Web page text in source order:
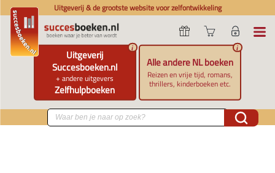
Uitgeverij & de grootste website voor zelfontwikkeling
Uitgeverij
Succesboeken.nl
+ andere uitgevers
Zelfhulpboeken
i
Alle andere NL boeken
Reizen en vrije tijd, romans,
thrillers, kinderboeken etc.
i